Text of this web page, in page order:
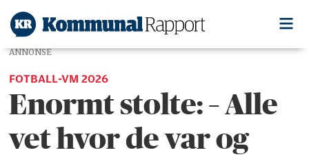
ANNONSE
FOTBALL-VM 2026
Enormt stolte: – Alle
vet hvor de var og